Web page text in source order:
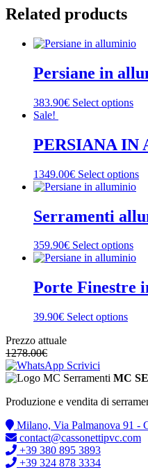
Related products
Persiane in
383.90€ Select options
Sale!
PERSIANA IN
1349.00€ Select options
Serramenti
359.90€ Select options
Porte Finestre
39.90€ Select options
Prezzo attuale
1278.00€
Scrivici
MC
Produzione e vendita di
Milano, Via Palmanova 91 -
contact@cassonettipvc.com
+39 380 895 3893
+39 324 878 3334